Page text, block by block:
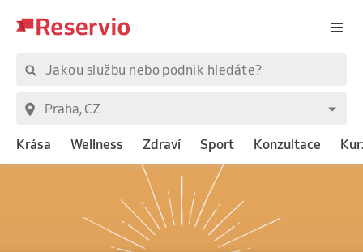
Krása Wellness Zdraví Sport Konzultace